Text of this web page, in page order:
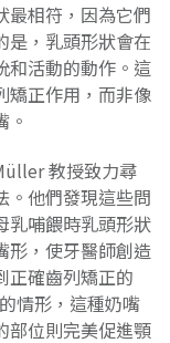
最相符，因為它們
是，乳頭形狀會在
和活動的動作。這
矯正作用，而非像
。
教授致力尋
。他們發現這些問
乳哺餵時乳頭形狀
形，使牙醫師創造
正確齒列矯正的
情形，這種奶嘴
部位則完美促進顎